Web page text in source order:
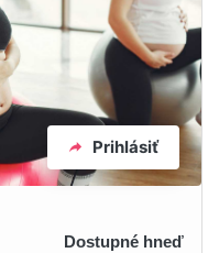
Prihlásiť
Dostupné hneď